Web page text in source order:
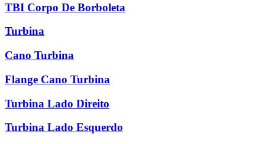
TBI Corpo De Borboleta
Turbina
Cano Turbina
Flange Cano Turbina
Turbina Lado Direito
Turbina Lado Esquerdo